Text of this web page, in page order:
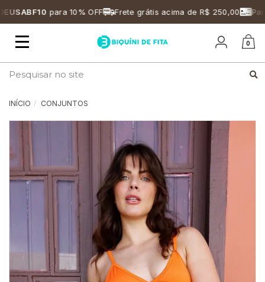
para 10% OFF Frete grátis acima de R$ 250,00
Mudar
0
INÍCIO CONJUNTOS